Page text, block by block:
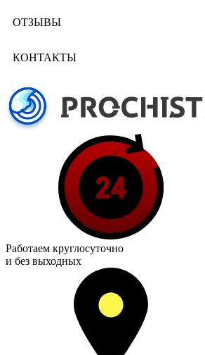
ОТЗЫВЫ
КОНТАКТЫ
Работаем круглосуточно
и без выходных